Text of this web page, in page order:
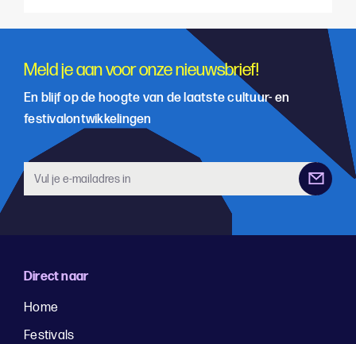
Meld je aan voor onze nieuwsbrief!
En blijf op de hoogte van de laatste cultuur- en
festivalontwikkelingen
Direct naar
Home
Festivals